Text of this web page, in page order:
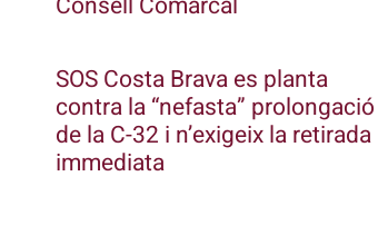
SOS Costa Brava es planta
contra la “nefasta” prolongació
de la C-32 i n’exigeix la retirada
immediata